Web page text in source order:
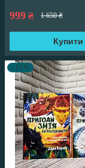
999 ₴ 1 650 ₴
Купити
–11%